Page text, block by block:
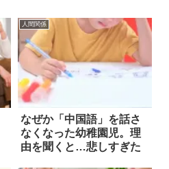
人間関係
なぜか「中国語」を話さ
なくなった幼稚園児。理
由を聞くと…悲しすぎた